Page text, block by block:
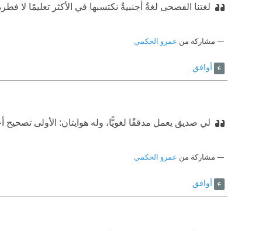
لغتنا الفصحى لغةٌ أجنبيةٌ نكتسبها في الأكثر تعليمًا لا
مشاركة من عمرو الحكمي
أوافق
لي صديق يعمل مدققًا لغويًّا، وله هوايتان: الأولى تصحيح
مشاركة من عمرو الحكمي
أوافق